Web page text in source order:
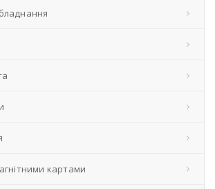
картами